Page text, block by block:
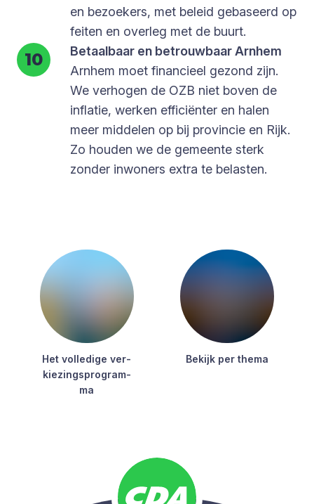
en bezoekers, met beleid gebaseerd op
feiten en overleg met de buurt.
Betaalbaar en betrouwbaar Arnhem
Arnhem moet financieel gezond zijn.
We verhogen de OZB niet boven de
inflatie, werken efficiënter en halen
meer middelen op bij provincie en Rijk.
Zo houden we de gemeente sterk
zonder inwoners extra te belasten.
Het vol­le­di­ge ver­
kie­zings­pro­gram­
ma
Bekijk per the­ma